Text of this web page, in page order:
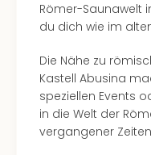
Römer-Saunawelt
du dich wie im
Die Nähe zu
Kastell Abusina
speziellen Events
in die Welt der
vergangener